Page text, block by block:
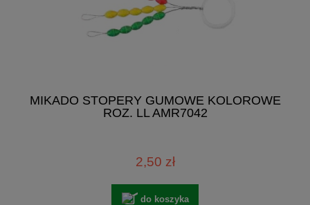
MIKADO STOPERY GUMOWE KOLOROWE
ROZ. LL AMR7042
2,50 zł
do koszyka